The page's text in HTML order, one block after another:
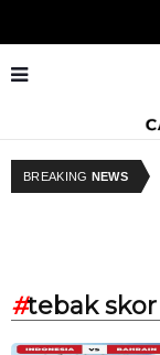
BREAKING NEWS
#tebak